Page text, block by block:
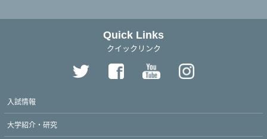
Quick Links
クイックリンク
入試情報
大学紹介・研究